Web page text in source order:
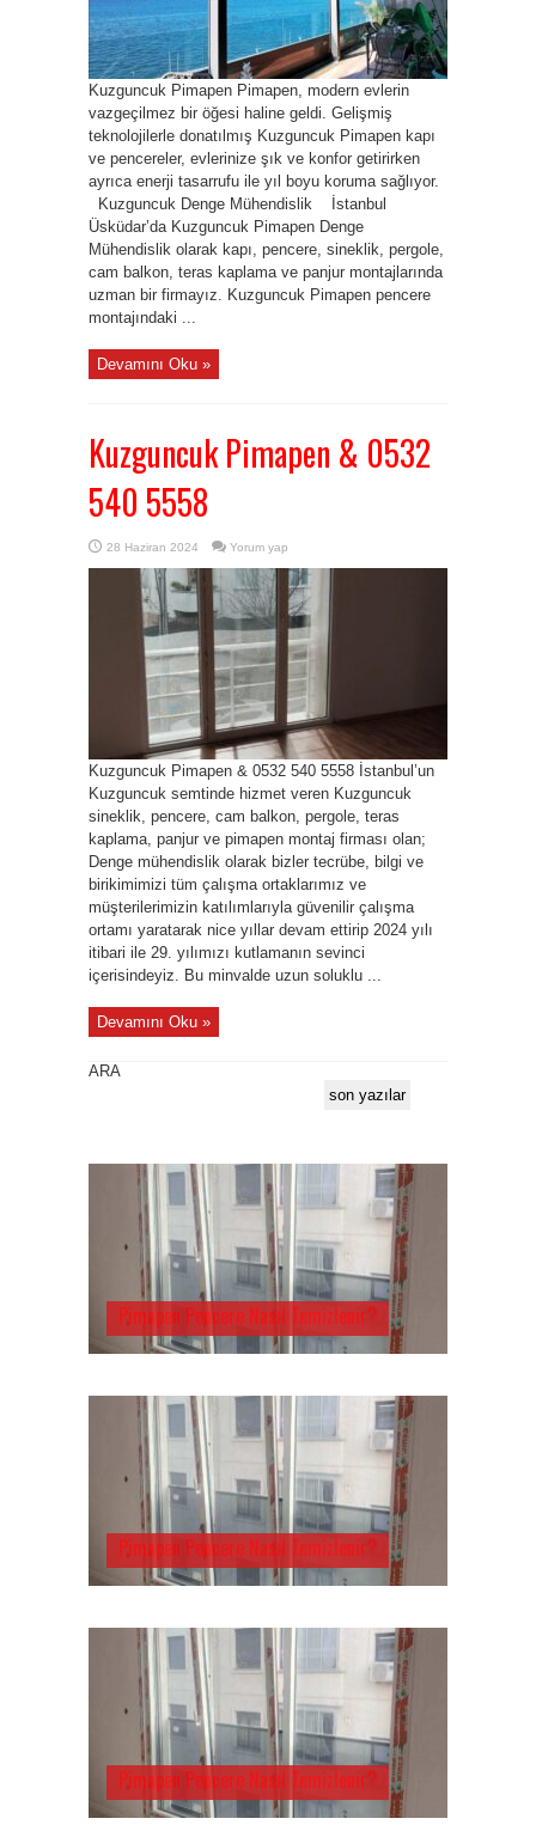
Kuzguncuk Pimapen Pimapen, modern evlerin
vazgeçilmez bir öğesi haline geldi. Gelişmiş
teknolojilerle donatılmış Kuzguncuk Pimapen kapı
ve pencereler, evlerinize şık ve konfor getirirken
ayrıca enerji tasarrufu ile yıl boyu koruma sağlıyor.
Kuzguncuk Denge Mühendislik İstanbul
Üsküdar’da Kuzguncuk Pimapen Denge
Mühendislik olarak kapı, pencere, sineklik, pergole,
cam balkon, teras kaplama ve panjur montajlarında
uzman bir firmayız. Kuzguncuk Pimapen pencere
montajındaki ...
Devamını Oku »
Kuzguncuk Pimapen & 0532
540 5558
28 Haziran 2024 Yorum yap
Kuzguncuk Pimapen & 0532 540 5558 İstanbul’un
Kuzguncuk semtinde hizmet veren Kuzguncuk
sineklik, pencere, cam balkon, pergole, teras
kaplama, panjur ve pimapen montaj firması olan;
Denge mühendislik olarak bizler tecrübe, bilgi ve
birikimimizi tüm çalışma ortaklarımız ve
müşterilerimizin katılımlarıyla güvenilir çalışma
ortamı yaratarak nice yıllar devam ettirip 2024 yılı
itibari ile 29. yılımızı kutlamanın sevinci
içerisindeyiz. Bu minvalde uzun soluklu ...
Devamını Oku »
ARA
son yazılar
Pimapen Pencere Nasıl Temizlenir?
Pimapen Pencere Nasıl Temizlenir?
Pimapen Pencere Nasıl Temizlenir?